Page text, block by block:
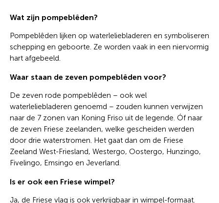
Wat zijn pompeblêden?
Pompeblêden lijken op waterleliebladeren en symboliseren
schepping en geboorte. Ze worden vaak in een niervormig
hart afgebeeld.
Waar staan de zeven pompeblêden voor?
De zeven rode pompeblêden – ook wel
waterleliebladeren genoemd – zouden kunnen verwijzen
naar de 7 zonen van Koning Friso uit de legende. Óf naar
de zeven Friese zeelanden, welke gescheiden werden
door drie waterstromen. Het gaat dan om de Friese
Zeeland West-Friesland, Westergo, Oostergo, Hunzingo,
Fivelingo, Emsingo en Jeverland.
Is er ook een Friese wimpel?
Ja, de Friese vlag is ook verkrijgbaar in wimpel-formaat.